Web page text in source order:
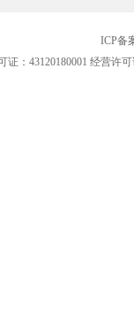
ICP备
：43120180001 经营许可